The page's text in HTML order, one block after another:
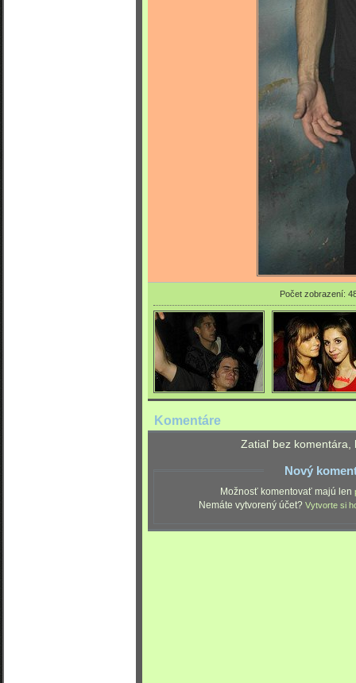
Počet zobrazení:
Komentáre
Zatiaľ bez komentára,
Nový
Možnosť komentovať majú len
Nemáte vytvorený účet? Vytvorte si